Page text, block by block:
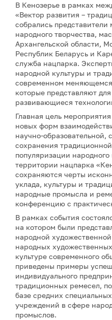
В Кенозерье в рамках
«Вектор развития –
собрались представители
народного творчества,
Архангельской области,
Республик Беларусь и
служба нацпарка.
народной культуры и
современном
которые представляют
развивающиеся
Главная цель
новых форм
научно-образовательной,
сохранения
популяризации народного
территории нацпарка
сохраняются черты
уклада, культуры и
народные промысла и
конференцию с
В рамках события
на котором были
народной
народных
культуре современного
приведены примеры
индивидуального
традиционных ремесел,
базе средних
учреждений в сфере
промыслов.